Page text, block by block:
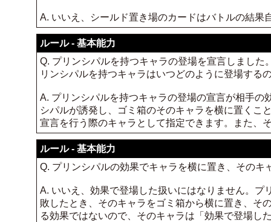
A. いいえ、シールド置き場のカードはバトルの結
ルール - 基本能力
Q. プリンシパルを持つキャラの登場を宣言しまし
リンシパルを持つキャラはいつどのように登場する
A. プリンシパルを持つキャラの登場の宣言が相手
シパルが誘発し、ゴミ箱のそのキャラを横に置くこ
宣言を行う際のキャラとして指定できます。また、
ルール - 基本能力
Q. プリンシパルの効果でキャラを横に置き、その
A. いいえ、効果で登場した扱いにはなりません。
敗したとき、そのキャラをゴミ箱から横に置き、そ
る効果ではないので、そのキャラは「効果で登場し